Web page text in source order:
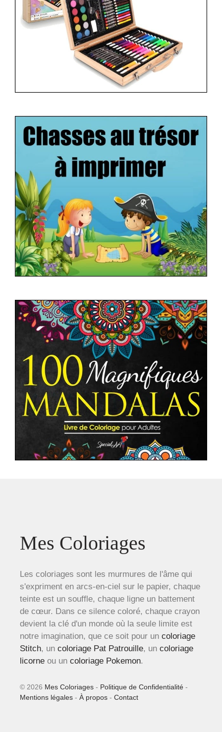
Mes Coloriages
Les coloriages sont les murmures de l'âme qui
s'expriment en arcs-en-ciel sur le papier, chaque
teinte est un souffle, chaque ligne un battement
de cœur. Dans ce silence coloré, chaque crayon
devient la clé d'un monde où la seule limite est
notre imagination, que ce soit pour un coloriage
Stitch, un coloriage Pat Patrouille, un coloriage
licorne ou un coloriage Pokemon.
© 2026 Mes Coloriages - Politique de Confidentialité -
Mentions légales - À propos - Contact